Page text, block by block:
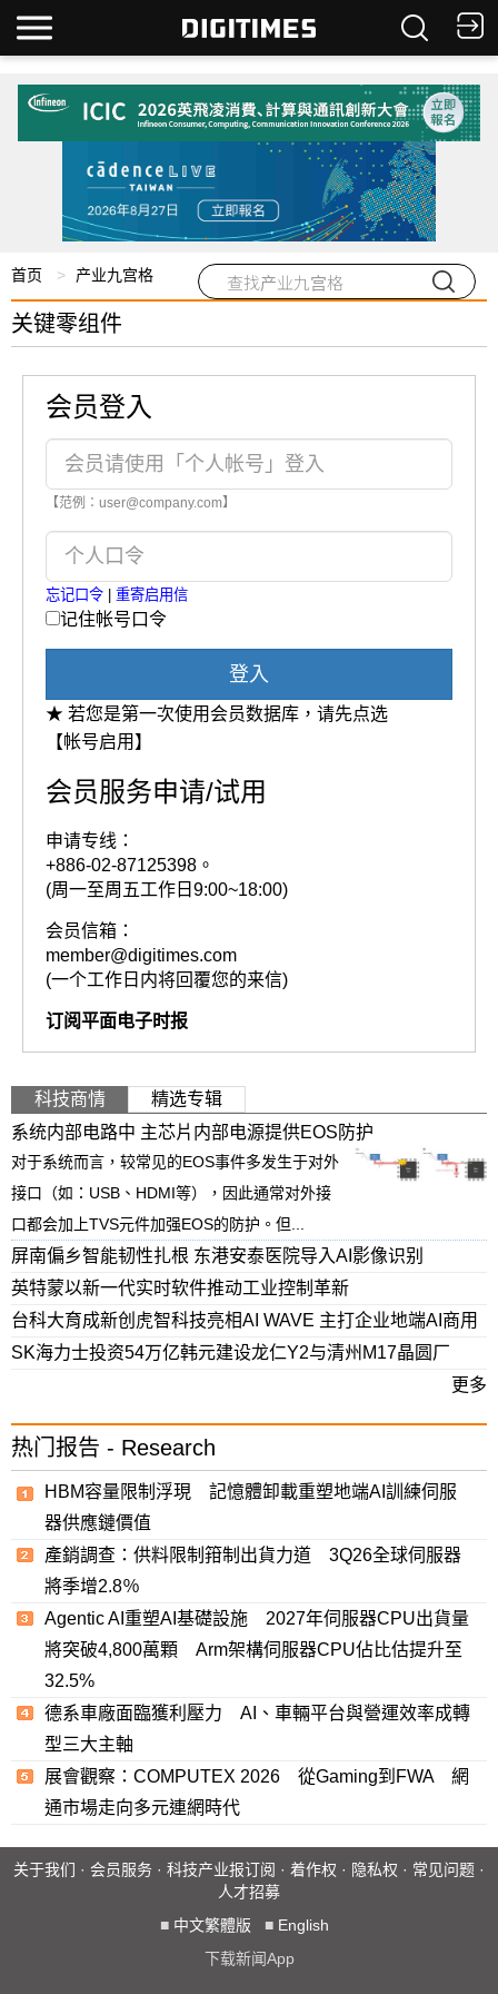
首页 产业九宫格
关键零组件
会员登入
【范例：user@company.com】
忘记口令 重寄启用信
记住帐号口令
登入
★ 若您是第一次使用会员数据库，请先点选
【帐号启用】
会员服务申请/试用
申请专线：
+886-02-87125398。
(周一至周五工作日9:00~18:00)
会员信箱：
member@digitimes.com
(一个工作日内将回覆您的来信)
订阅平面电子时报
科技商情
精选专辑
系统内部电路中 主芯片内部电源提供EOS防护
对于系统而言，较常见的EOS事件多发生于对外
接口（如：USB、HDMI等），因此通常对外接
口都会加上TVS元件加强EOS的防护。但...
屏南偏乡智能韧性扎根 东港安泰医院导入AI影像识别
英特蒙以新一代实时软件推动工业控制革新
台科大育成新创虎智科技亮相AI WAVE 主打企业地端AI商用
SK海力士投资54万亿韩元建设龙仁Y2与清州M17晶圆厂
更多
热门报告 - Research
HBM容量限制浮現 記憶體卸載重塑地端AI訓練伺服
器供應鏈價值
產銷調查：供料限制箝制出貨力道 3Q26全球伺服器
將季增2.8％
Agentic AI重塑AI基礎設施 2027年伺服器CPU出貨量
將突破4,800萬顆 Arm架構伺服器CPU佔比估提升至
32.5%
德系車廠面臨獲利壓力 AI、車輛平台與營運效率成轉
型三大主軸
展會觀察：COMPUTEX 2026 從Gaming到FWA 網
通市場走向多元連網時代
关于我们 · 会员服务 · 科技产业报订阅 · 着作权 · 隐私权 · 常见问题 ·
人才招募
■ 中文繁體版 ■ English
下载新闻App